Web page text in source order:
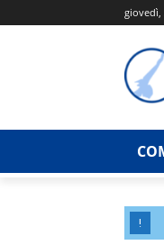
giovedì,
!